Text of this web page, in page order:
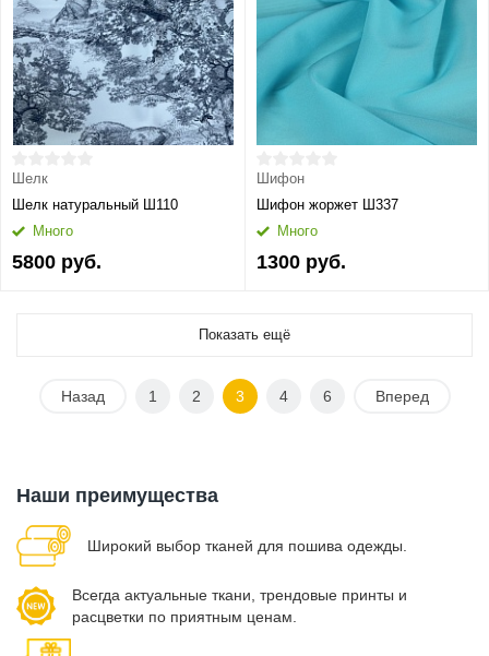
Шелк
Шелк натуральный Ш110
Много
5800 руб.
Шифон
Шифон жоржет Ш337
Много
1300 руб.
Показать ещё
Назад 1 2 3 4 6 Вперед
Наши преимущества
Широкий выбор тканей для пошива одежды.
Всегда актуальные ткани, трендовые принты и
расцветки по приятным ценам.